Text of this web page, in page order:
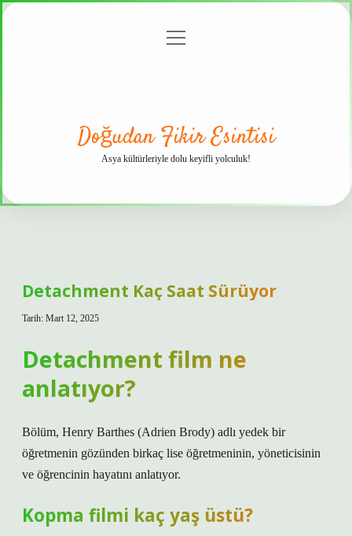
menüyü
Doğudan Fikir Esintisi
Asya kültürleriyle dolu keyifli yolculuk!
Detachment Kaç Saat Sürüyor
Tarih: Mart 12, 2025
Detachment film ne
anlatıyor?
Bölüm, Henry Barthes (Adrien Brody) adlı yedek bir
öğretmenin gözünden birkaç lise öğretmeninin, yöneticisinin
ve öğrencinin hayatını anlatıyor.
Kopma filmi kaç yaş üstü?